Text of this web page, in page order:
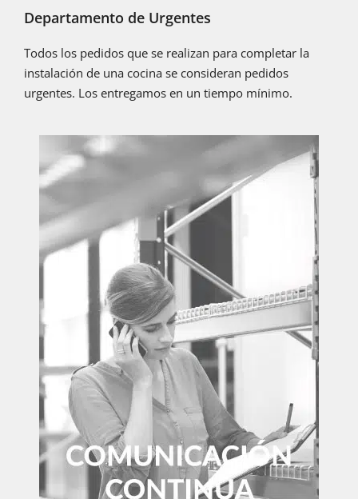
Departamento de Urgentes
Todos los pedidos que se realizan para completar la
instalación de una cocina se consideran pedidos
urgentes. Los entregamos en un tiempo mínimo.